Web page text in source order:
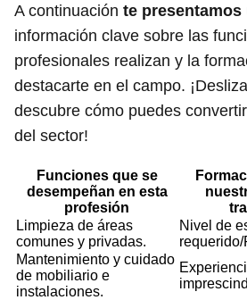
A continuación te presentamos
información clave sobre las
profesionales realizan y la
destacarte en el campo.
descubre cómo puedes
del sector!
Funciones que se
desempeñan en esta
profesión
Limpieza de áreas
comunes y privadas.
Nivel de
requerido/
Mantenimiento y cuidado
de mobiliario e
instalaciones.